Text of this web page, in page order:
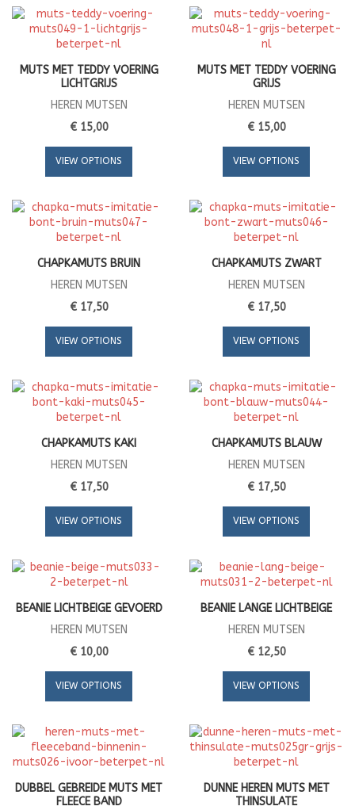
MUTS MET TEDDY VOERING
LICHTGRIJS
HEREN MUTSEN
€ 15,00
VIEW OPTIONS
MUTS MET TEDDY VOERING
GRIJS
HEREN MUTSEN
€ 15,00
VIEW OPTIONS
CHAPKAMUTS BRUIN
HEREN MUTSEN
€ 17,50
VIEW OPTIONS
CHAPKAMUTS ZWART
HEREN MUTSEN
€ 17,50
VIEW OPTIONS
CHAPKAMUTS KAKI
HEREN MUTSEN
€ 17,50
VIEW OPTIONS
CHAPKAMUTS BLAUW
HEREN MUTSEN
€ 17,50
VIEW OPTIONS
BEANIE LICHTBEIGE GEVOERD
HEREN MUTSEN
€ 10,00
VIEW OPTIONS
BEANIE LANGE LICHTBEIGE
HEREN MUTSEN
€ 12,50
VIEW OPTIONS
DUBBEL GEBREIDE MUTS MET
FLEECE BAND
DUNNE HEREN MUTS MET
THINSULATE